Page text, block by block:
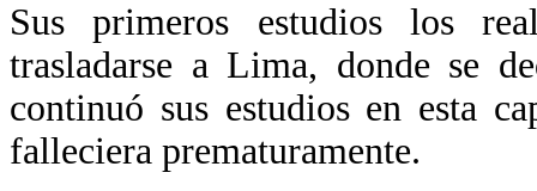
Sus primeros estudios los
trasladarse a Lima, donde se
continuó sus estudios en esta
falleciera prematuramente.